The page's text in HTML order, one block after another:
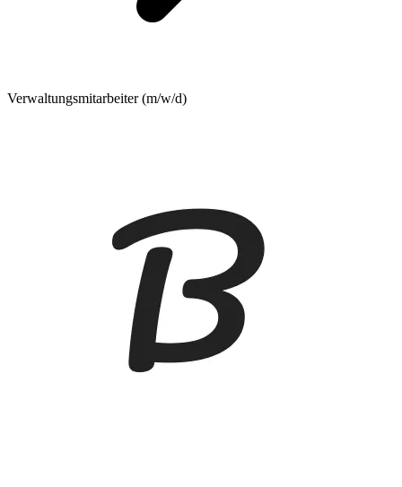
Verwaltungsmitarbeiter (m/w/d)